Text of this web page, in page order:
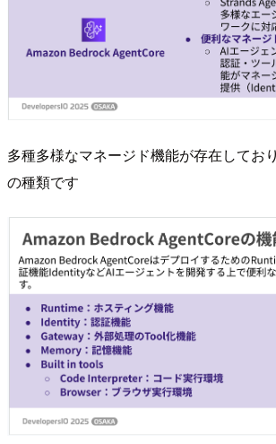
多種多様なマネージド機能が存在してお
の種類です